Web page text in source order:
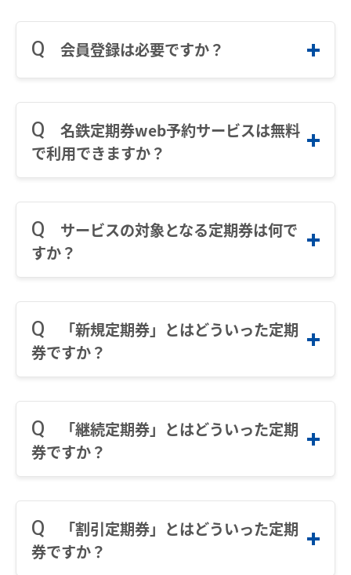
路線別時刻表
お客さまサービス向上に関する取り組み
名古屋鉄道におけるマナー向上の取り組みについて
でんしゃ旅・おトクなきっぷ
電車沿線ハイキング
企業情報
サステナビリティ
IR情報
manacaトップ
名鉄ミューズポイント
manaca定期券の有無を選択
manaca定期券をお持ちでない方、もしく
・名鉄以外で発行されたmanaca定期券を
変更する場合
・通用期間終了日の翌日から１年を超える
manaca定期券をお持ちの場合
manaca定期券の有無を選択
manaca定期券をお持ちでない方は、もし
・名鉄以外で発行されたmanaca定期券を
変更する場合
・通用期間終了日の翌日から１年を超える
manaca定期券をお持ちの場合
・購入する区間が同一でも進学となる場合
入予約番号を入力し、予約時にご自身で設
定した暗証番号を入力の上、現金またはク
できます。
※利用可能な自動券売機については こちら
をご確認ください。
※QR コードは(株)デンソーウェーブの登録
商標です。
ご予約状況確認・キャンセル
本サービスのトップページ「ご予約状況確
認・キャンセル」ボタンを押してくださ
い。
購入予約番号と暗証番号を入
力する
と予約時にご自身で設定した「暗証番号」
を入力し「問い合わせする」ボタンを押し
会員登録は必要ですか？
会員登録の必要はございません。
名鉄定期券web予約サービスは無料
で利用できますか？
無料でご利用いただけます。
なお、通信にかかる費用はお客さまのご負担と
なります。
サービスの対象となる定期券は何で
すか？
以下のmanaca定期券です。
「新規通勤・通学定期券」、年度をまたぐ「継
続通学定期券」、「継続割引通勤・通学定期
券」で、当社単独定期券のほか、名古屋市営地
下鉄、JR東海、近鉄、豊橋鉄道（渥美線に限
る）、あおなみ線との連絡定期券を予約できま
す（蒲郡線「三河鳥羽から蒲郡間」及び、広見
線「明智から御嵩間」を除く）
なお、一部区間及び経路等について、本サービ
購入
（例：尾張瀬戸～新瀬戸＋豊田市～知立）
「新規定期券」とはどういった定期
券ですか？
定期券を新たに購入する場合や、通用期間終了
日の翌日から１年を経過した定期券を新たに購
入する場合、または区間・経路等を変更する場
合の定期券をいいます。ただし、有効期間（１
箇月、３箇月、６箇月）を変更する場合を除き
ます。
「継続定期券」とはどういった定期
券ですか？
お持ちの定期券の通用期間が切れる前に購入す
る同一の種類、区間及び経路の定期券で、通用
期間が連続した定期券のことをいいます。
１日でも期間が空いてしまうと継続定期券には
「割引定期券」とはどういった定期
券ですか？